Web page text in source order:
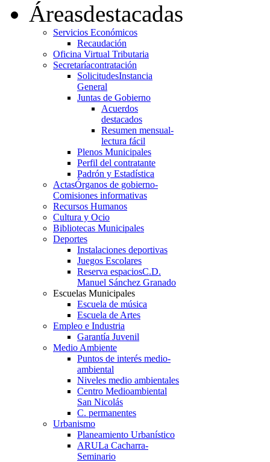
Áreasdestacadas
Servicios Económicos
Recaudación
Oficina Virtual Tributaria
Secretaríacontratación
SolicitudesInstancia
General
Juntas de Gobierno
Acuerdos
destacados
Resumen mensual-
lectura fácil
Plenos Municipales
Perfil del contratante
Padrón y Estadística
ActasÓrganos de gobierno-
Comisiones informativas
Recursos Humanos
Cultura y Ocio
Bibliotecas Municipales
Deportes
Instalaciones deportivas
Juegos Escolares
Reserva espaciosC.D.
Manuel Sánchez Granado
Escuelas Municipales
Escuela de música
Escuela de Artes
Empleo e Industria
Garantía Juvenil
Medio Ambiente
Puntos de interés medio-
ambiental
Niveles medio ambientales
Centro Medioambiental
San Nicolás
C. permanentes
Urbanismo
Planeamiento Urbanístico
ARULa Cacharra-
Seminario